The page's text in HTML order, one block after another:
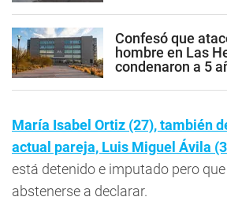
Confesó que
hombre en Las
condenaron a 5
María Isabel Ortiz (27), también
actual pareja, Luis Miguel Ávila
está detenido e imputado pero
abstenerse a declarar.